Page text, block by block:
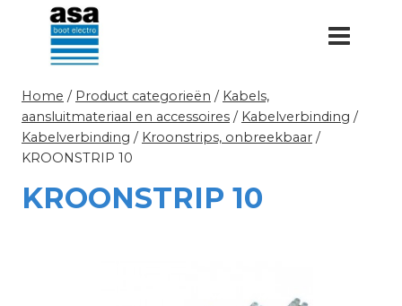
Doorgaan
inhoud
Home / Product categorieën / Kabels,
aansluitmateriaal en accessoires / Kabelverbinding /
Kabelverbinding / Kroonstrips, onbreekbaar /
KROONSTRIP 10
KROONSTRIP 10